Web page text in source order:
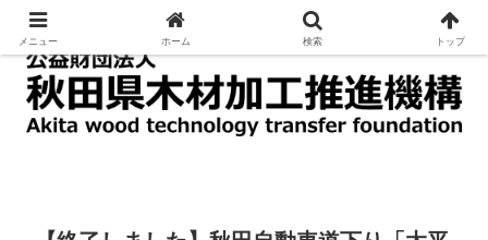
木材の加工及び利用に関する技術の指導及び普及
メニュー ホーム 検索 トップ